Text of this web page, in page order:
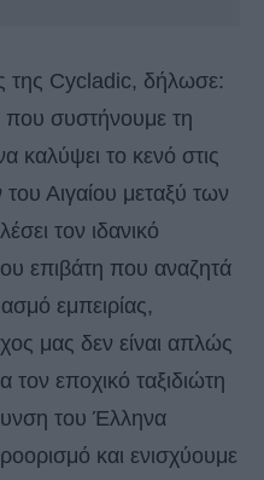
της Cycladic, δήλωσε:
που συστήνουμε τη
καλύψει το κενό στις
του Αιγαίου μεταξύ των
τον ιδανικό
επιβάτη που αναζητά
εμπειρίας,
μας δεν είναι απλώς
εποχικό ταξιδιώτη
του Έλληνα
και ενισχύουμε